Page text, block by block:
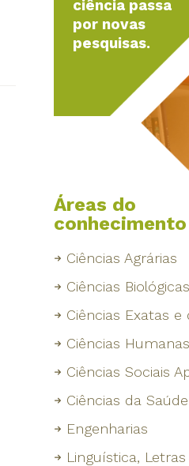
ciência passa
por novas
pesquisas.
Áreas do
conhecimento
Ciências Agrárias
Ciências Biológicas
Ciências Exatas e
Ciências Humanas
Ciências Sociais
Ciências da Saúde
Engenharias
Linguística,